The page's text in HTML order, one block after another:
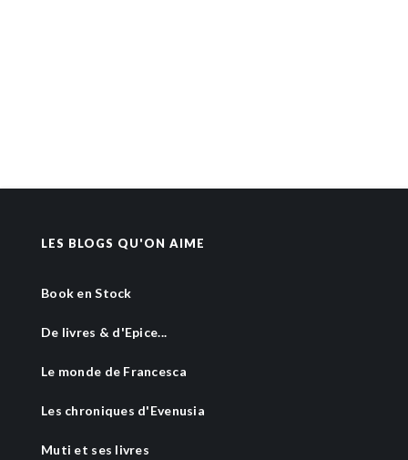
LES BLOGS QU'ON AIME
Book en Stock
De livres & d'Epice...
Le monde de Francesca
Les chroniques d'Evenusia
Muti et ses livres